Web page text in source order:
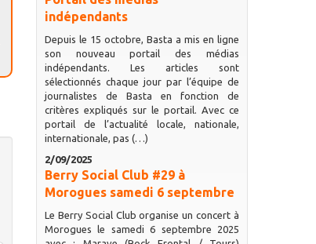
indépendants
Depuis le 15 octobre, Basta a mis en ligne
son nouveau portail des médias
indépendants. Les articles sont
sélectionnés chaque jour par l’équipe de
journalistes de Basta en fonction de
critères expliqués sur le portail. Avec ce
portail de l’actualité locale, nationale,
internationale, pas (…)
2/09/2025
Berry Social Club #29 à
Morogues samedi 6 septembre
Le Berry Social Club organise un concert à
Morogues le samedi 6 septembre 2025